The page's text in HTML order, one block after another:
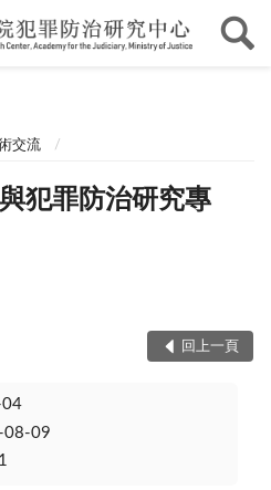
交流
犯罪防治研究專
回上一頁
08-09